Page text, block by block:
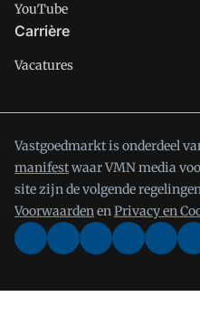
YouTube
Carrière
Vacatures
Vastgoedmarkt is onderdeel
manifestwaar VMN media
site zijn de volgende
VoorwaardenenPrivacy en